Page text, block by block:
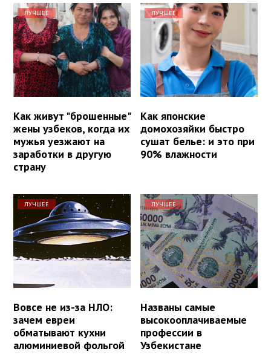
ЛУЧШЕЕ
Как живут "брошенные"
жены узбеков, когда их
мужья уезжают на
заработки в другую
страну
ЛУЧШЕЕ
Как японские
домохозяйки быстро
сушат белье: и это при
90% влажности
ЛУЧШЕЕ
Вовсе не из-за НЛО:
зачем евреи
обматывают кухни
алюминиевой фольгой
ЛУЧШЕЕ
Названы самые
высокооплачиваемые
профессии в
Узбекистане